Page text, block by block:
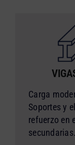
Carga
Soportes y
refuerzo en
secundarias.